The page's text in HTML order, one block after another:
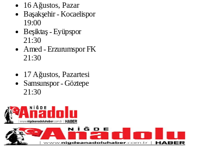
16 Ağustos, Pazar
Başakşehir - Kocaelispor
19:00
Beşiktaş - Eyüpspor
21:30
Amed - Erzurumspor FK
21:30
17 Ağustos, Pazartesi
Samsunspor - Göztepe
21:30